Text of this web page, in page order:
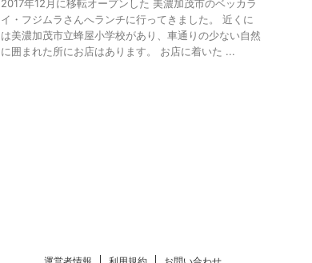
2017年12月に移転オープンした 美濃加茂市のベッカラ
イ・フジムラさんへランチに行ってきました。 近くに
は美濃加茂市立蜂屋小学校があり、車通りの少ない自然
に囲まれた所にお店はあります。 お店に着いた ...